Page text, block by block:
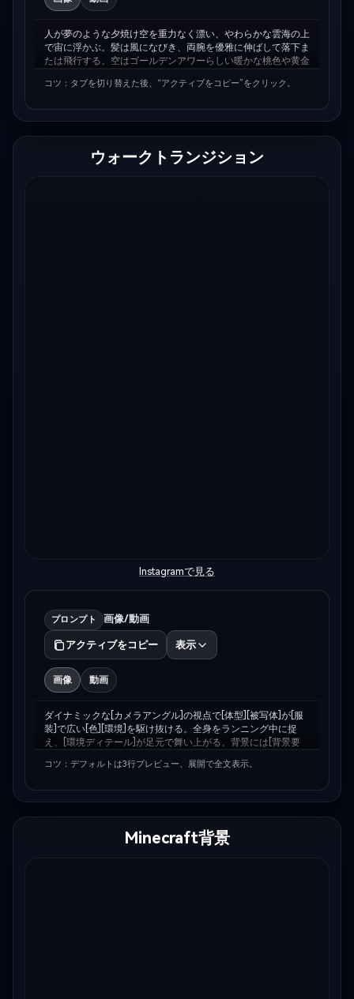
人が夢のような夕焼け空を重力なく漂い、やわらかな雲海の上
で宙に浮かぶ。髪は風になびき、両腕を優雅に伸ばして落下ま
たは飛行する。空はゴールデンアワーらしい暖かな桃色や黄金
マティック。幻想的で夢のような雰囲気と、自由・無重力・安
コツ：タブを切り替えた後、“アクティブをコピー”をクリック。
ウォークトランジション
Instagramで見る
プロンプト 画像/動画
アクティブをコピー 表示
画像 動画
ダイナミックな[カメラアングル]の視点で[体型][被写体]が[服
装]で広い[色][環境]を駆け抜ける。全身をランニング中に捉
え、[環境ディテール]が足元で舞い上がる。背景には[背景要
光で体や地面の質感が強調される。超高精細・シャープフォー
コツ：デフォルトは3行プレビュー、展開で全文表示。
Minecraft背景